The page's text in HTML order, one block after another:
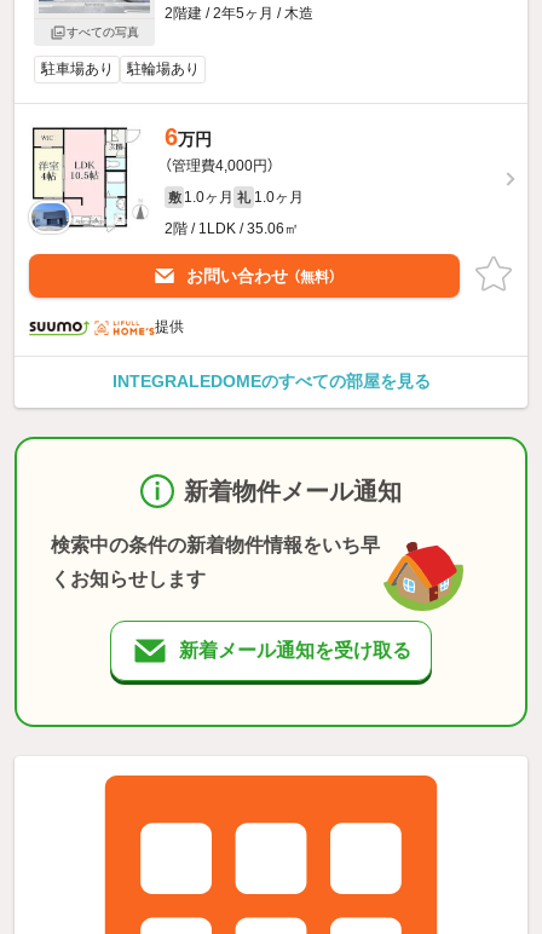
すべての写真
2階建 / 2年5ヶ月 / 木造
駐車場あり 駐輪場あり
6万円
（管理費4,000円）
敷 1.0ヶ月 礼 1.0ヶ月
2階 / 1LDK / 35.06㎡
お問い合わせ （無料）
提供
INTEGRALEDOMEのすべての部屋を見る
新着物件メール通知
検索中の条件の新着物件情報をいち早
くお知らせします
新着メール通知を受け取る